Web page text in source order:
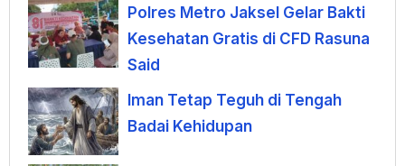
Polres Metro Jaksel Gelar Bakti
Kesehatan Gratis di CFD Rasuna
Said
Iman Tetap Teguh di Tengah
Badai Kehidupan